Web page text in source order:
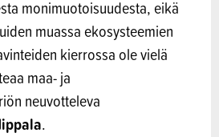
monimuotoisuudesta, eikä
muassa ekosysteemien
kierrossa ole vielä
maa- ja
neuvotteleva
.